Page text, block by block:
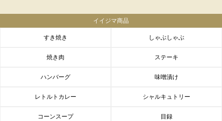
イイジマ商品
すき焼き しゃぶしゃぶ
焼き肉 ステーキ
ハンバーグ 味噌漬け
レトルトカレー シャルキュトリー
コーンスープ 目録